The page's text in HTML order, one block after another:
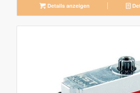
Details anzeigen